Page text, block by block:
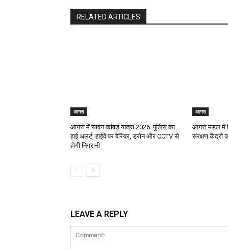
RELATED ARTICLES
आगरा
आगरा में सावन कांवड़ यात्रा 2026: पुलिस का
हाई अलर्ट, हाईवे पर बैरियर, ड्रोन और CCTV से
होगी निगरानी
आगरा
आगरा मंडल में
संरक्षण केंद्रों
LEAVE A REPLY